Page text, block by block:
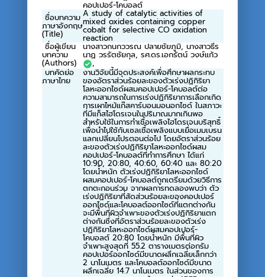
คอปเปอร์-โคบอลต์
ชื่อบทความ
ภาษาอังกฤษ
(Title)
A study of catalytic activities of
mixed oxides containing copper
cobalt for selective CO oxidation
reaction
ชื่อผู้เขียน
บทความ
(Authors)
นางสาวกนกววรณ ปลายชัยภูมิ, นางสาวธีร
นาฏ วรรัตชัยกุล, รศ.ดร.เอกรัตน์ วงษ์แก้ว
,
บทคัดย่อ
ภาษาไทย
งานวิจัยนี้มีจุดประสงค์เพื่อศึกษาผลกระทบ
ของอัตราส่วนร้อยละของตัวเร่งปฏิกิริยา
โลหะออกไซด์ผสมคอปเปอร์-โคบอลต์ต่อ
ความสามารถในการเร่งปฏิกิริยาการเลือกเกิด
การเผาไหม้แก๊สคาร์บอนมอนอกไซด์ ในสภาวะ
ที่มีแก็สไฮโดรเจนในปริมาณมากเกินพอ
สำหรับใช้ในการทำเชื้อเพลิงไฮโดรเจนบริสุทธิ์
เพื่อนำไปใช้กับเซลเชื้อเพลิงแบบเยื่อเมมเบรน
แลกเปลี่ยนโปรตอนต่อไป โดยอัตราส่วนร้อย
ละของตัวเร่งปฏิกิริยาโลหะออกไซด์ผสม
คอปเปอร์-โคบอลต์ที่ทำการศึกษา ได้แก่
10:90, 20:80, 40:60, 60:40 และ 80:20
โดยน้ำหนัก ตัวเร่งปฏิกิริยาโลหะออกไซด์
ผสมคอปเปอร์-โคบอลต์ถูกเตรียมด้วยวิธีการ
ตกตะกอนร่วม จากผลการทดลองพบว่า ตัว
เร่งปฏิกิริยาที่สัดส่วนร้อยละของคอปเปอร์
ออกไซด์และโคบอลต์ออกไซด์ที่แตกต่างกัน
จะมีพื้นที่ผิวจำเพาะของตัวเร่งปฏิกิริยาแตก
ต่างกันซึ่งที่อัตราส่วนร้อยละของตัวเร่ง
ปฏิกิริยาโลหะออกไซด์ผสมคอปเปอร์-
โคบอลต์ 20:80 โดยน้ำหนัก มีพื้นที่ผิว
จำเพาะสูงสุดที่ 55.2 ตารางเมตรต่อกรัม
คอปเปอร์ออกไซด์มีขนาดผลึกเฉลี่ยเล็กกว่า
2 นาโนเมตร และโคบอลต์ออกไซด์มีขนาด
ผลึกเฉลี่ย 14.7 นาโนเมตร ในส่วนของการ